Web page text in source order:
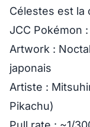
Célestes est la
JCC Pokémon :
Artwork :
japonais
Artiste :
Pikachu)